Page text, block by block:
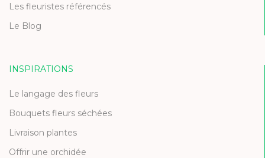
Les fleuristes référencés
Le Blog
INSPIRATIONS
Le langage des fleurs
Bouquets fleurs séchées
Livraison plantes
Offrir une orchidée